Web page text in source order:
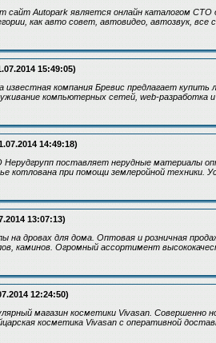
сайт Autopark является онлайн каталогом СТО
как авто совет, автовидео, автозвук,
15:49:05)
известная компания Бревис предлагает
компьютерных сетей, web-
14:49:18)
поставляет нерудные материалы
котлована при помощи землеройной техники.
13:07:13)
на дровах для дома. Оптовая и розничная
каминов. Огромный ассортимент
12:24:50)
магазин косметики Vivasan. Совершенно
косметика Vivasan с оперативной